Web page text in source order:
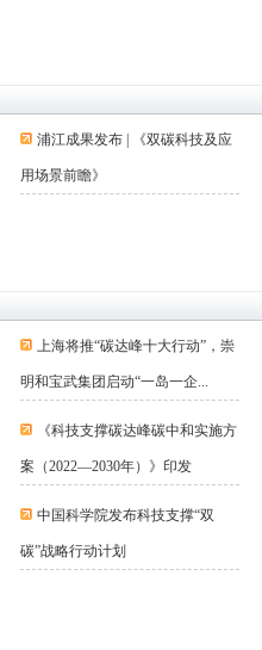
浦江成果发布 | 《双碳科技及应
用场景前瞻》
上海将推“碳达峰十大行动”，崇
明和宝武集团启动“一岛一企...
《科技支撑碳达峰碳中和实施方
案（2022—2030年）》印发
中国科学院发布科技支撑“双
碳”战略行动计划